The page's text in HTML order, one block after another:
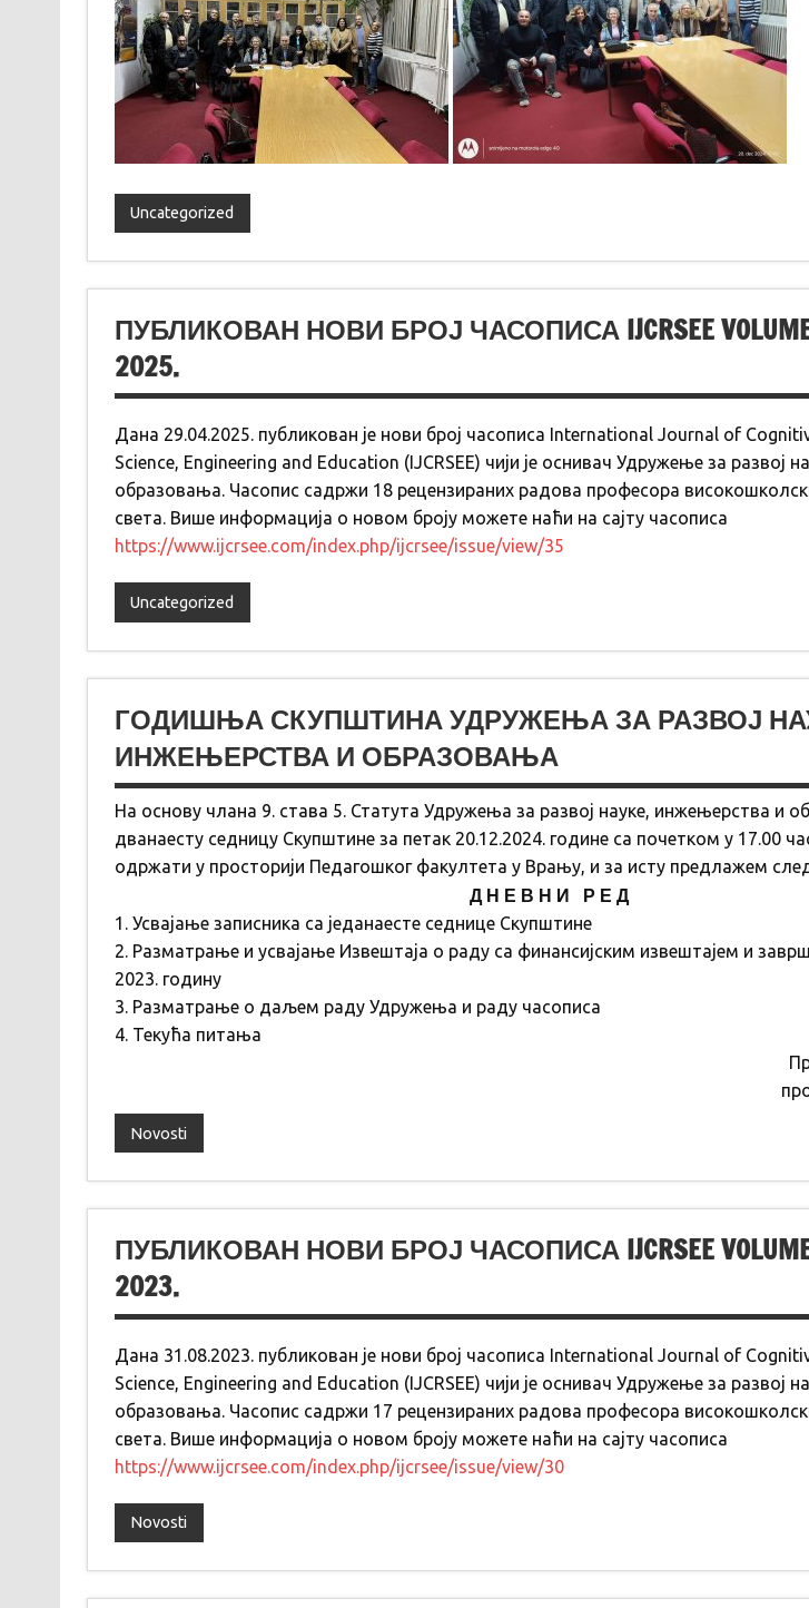
Uncategorized
ПУБЛИКОВАН НОВИ БРОЈ ЧАСОПИСА IJCRSEE VOLUME
2025.
Дана 29.04.2025. публикован је нови број часописа International Journal of
Science, Engineering and Education (IJCRSEE) чији је оснивач Удружење за развој
образовања. Часопис садржи 18 рецензираних радова професора
света. Више информација о новом броју можете наћи на сајту часописа
https://www.ijcrsee.com/index.php/ijcrsee/issue/view/35
Uncategorized
ГОДИШЊА СКУПШТИНА УДРУЖЕЊА ЗА РАЗВОЈ
ИНЖЕЊЕРСТВА И ОБРАЗОВАЊА
На основу члана 9. става 5. Статута Удружења за развој науке, инжењерства и
дванаесту седницу Скупштине за петак 20.12.2024. године са почетком у 17.00
одржати у просторији Педагошког факултета у Врању, и за исту предлажем
Д Н Е В Н И Р Е Д
1. Усвајање записника са једанаесте седнице Скупштине
2. Разматрање и усвајање Извештаја о раду са финансијским извештајем и
2023. годину
3. Разматрање о даљем раду Удружења и раду часописа
4. Текућа питања
Novosti
ПУБЛИКОВАН НОВИ БРОЈ ЧАСОПИСА IJCRSEE VOLUME
2023.
Дана 31.08.2023. публикован је нови број часописа International Journal of
Science, Engineering and Education (IJCRSEE) чији је оснивач Удружење за развој
образовања. Часопис садржи 17 рецензираних радова професора
света. Више информација о новом броју можете наћи на сајту часописа
https://www.ijcrsee.com/index.php/ijcrsee/issue/view/30
Novosti